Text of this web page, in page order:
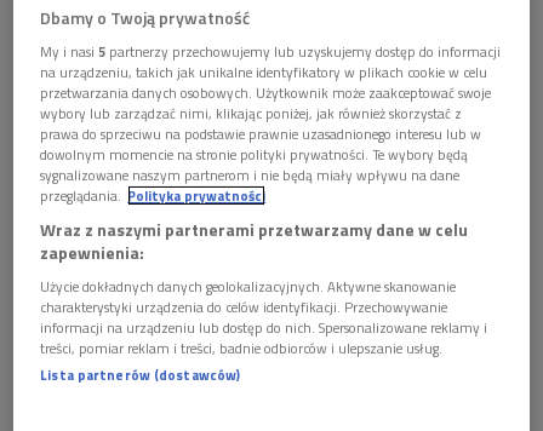
AUDIO 1 plik
 07'31 
Zygmunt Miłoszewski poleca ulubionych polskich
pisarzy. (Literackie witaminy/Dwójka)
Dbamy o Twoją prywatność
My i nasi5 partnerzy przechowujemy lub uzyskujemy dostęp do informacji
na urządzeniu, takich jak unikalne identyfikatory w plikach cookie w celu
przetwarzania danych osobowych. Użytkownik może zaakceptować swoje
wybory lub zarządzać nimi, klikając poniżej, jak również skorzystać z
prawa do sprzeciwu na podstawie prawnie uzasadnionego interesu lub w
dowolnym momencie na stronie polityki prywatności. Te wybory będą
sygnalizowane naszym partnerom i nie będą miały wpływu na dane
przeglądania. Polityka prywatności
Wraz z naszymi partnerami przetwarzamy dane w celu
zapewnienia:
Użycie dokładnych danych geolokalizacyjnych. Aktywne skanowanie
charakterystyki urządzenia do celów identyfikacji. Przechowywanie
informacji na urządzeniu lub dostęp do nich. Spersonalizowane reklamy i
treści, pomiar reklam i treści, badnie odbiorców i ulepszanie usług.
Lista partnerów (dostawców)